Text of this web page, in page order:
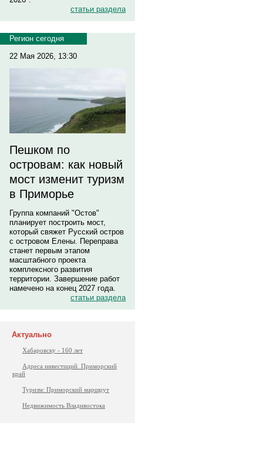
статьи раздела
Регион сегодня
22 Мая 2026, 13:30
Пешком по
островам: как новый
мост изменит туризм
в Приморье
Группа компаний "Остов"
планирует построить мост,
который свяжет Русский остров
с островом Елены. Переправа
станет первым этапом
масштабного проекта
комплексного развития
территории. Завершение работ
намечено на конец 2027 года.
статьи раздела
Актуально
Хабаровску - 160 лет
Адреса инвестиций. Приморский
край
Туризм: Приморский маршрут
Недвижимость Владивостока